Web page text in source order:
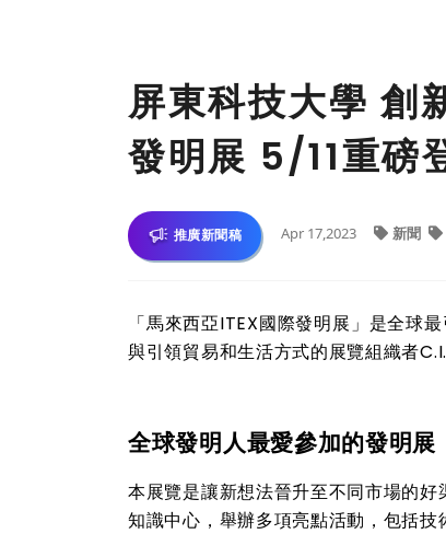
屏東科技大學 創
發明展 5/11重磅
推廣新聞稿 Apr 17,2023 新聞
「馬來西亞ITEX國際發明展」是全球
與引領貿易和生活方式的展覽組織者
全球發明人最愛參加的發明展
本展覽是讓新想法晉升至不同市場的
知識中心，舉辦多項亮點活動，包括